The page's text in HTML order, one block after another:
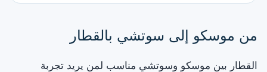
من موسكو إلى سوتشي بالقطار
القطار بين موسكو وسوتشي مناسب لمن يريد تجربة